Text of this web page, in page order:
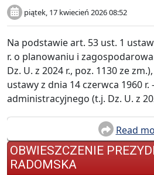
piątek, 17 kwiecień 2026 08:52
Na podstawie art. 53 ust. 1
r. o planowaniu i
Dz. U. z 2024 r., poz. 1130 ze
ustawy z dnia 14 czerwca 1960
administracyjnego (t.j. Dz. U. z
Read
OBWIESZCZENIE
RADOMSKA